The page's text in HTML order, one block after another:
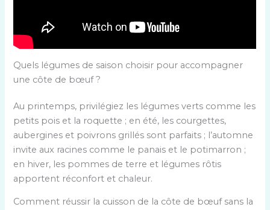
Quels légumes de saison choisir pour accompagner
une côte de bœuf ?
Au printemps, privilégiez les légumes verts comme les
petits pois et la roquette ; en été, les courgettes,
aubergines et poivrons grillés sont parfaits ; l’automne
invite aux racines comme le panais et le potimarron ;
en hiver, les pommes de terre et légumes rôtis
apportent réconfort et chaleur.
Comment réussir la cuisson de la côte de bœuf sans la